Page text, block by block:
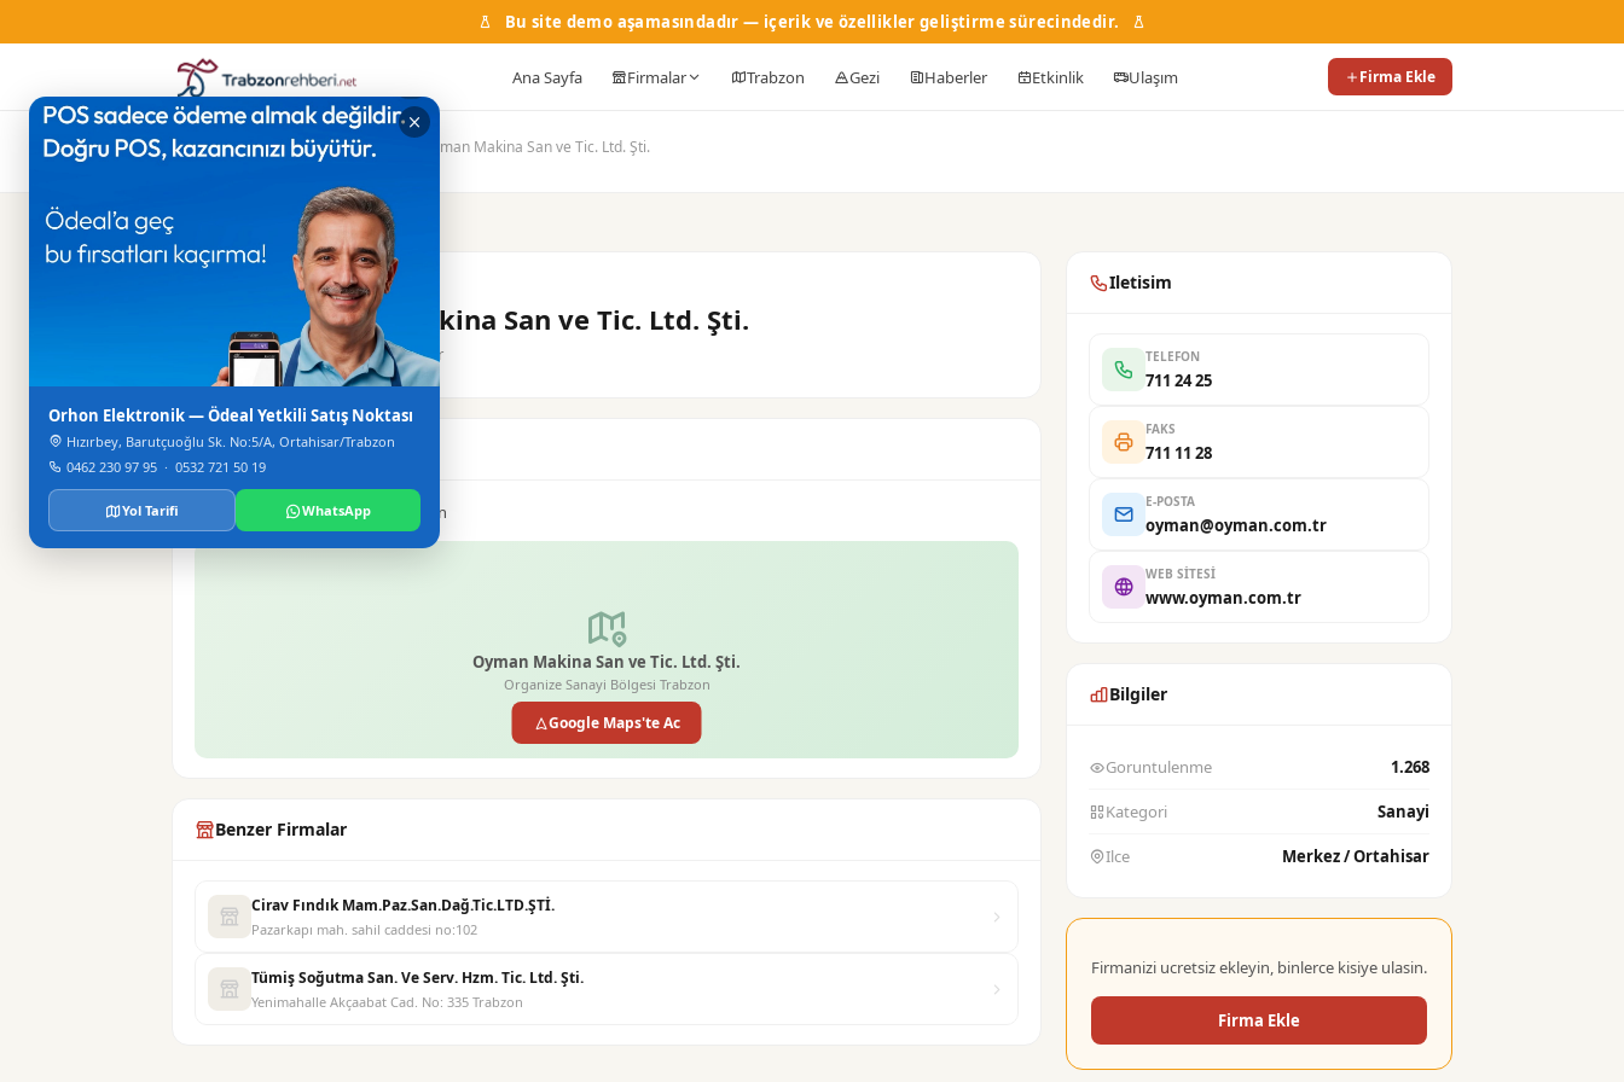
Bu site demo aşamasındadır — içerik ve özellikler geliştirme sürecindedir.
Ana Sayfa Firmalar Trabzon Gezi Haberler Etkinlik Ulaşım Firma Ekle
Ana Sayfa Firma Rehberi Sanayi Oyman Makina San ve Tic. Ltd. Şti.
SANAYI
Oyman Makina San ve Tic. Ltd. Şti.
Merkez / Ortahisar
Konum
Organize Sanayi Bölgesi Trabzon
Oyman Makina San ve Tic. Ltd. Şti.
Organize Sanayi Bölgesi Trabzon
Google Maps'te Ac
Benzer Firmalar
Cirav Fındık Mam.Paz.San.Dağ.Tic.LTD.ŞTİ.
Pazarkapı mah. sahil caddesi no:102
Tümiş Soğutma San. Ve Serv. Hzm. Tic. Ltd. Şti.
Yenimahalle Akçaabat Cad. No: 335 Trabzon
Iletisim
TELEFON
711 24 25
FAKS
711 11 28
E-POSTA
oyman@oyman.com.tr
WEB SITESI
www.oyman.com.tr
Bilgiler
Goruntulenme 1.268
Kategori Sanayi
Ilce Merkez / Ortahisar
Firmanizi ucretsiz ekleyin, binlerce kisiye ulasin.
Firma Ekle
Orhon Elektronik — Ödeal Yetkili Satış Noktası
Hızırbey, Barutçuoğlu Sk. No:5/A, Ortahisar/Trabzon
0462 230 97 95 · 0532 721 50 19
Yol Tarifi WhatsApp